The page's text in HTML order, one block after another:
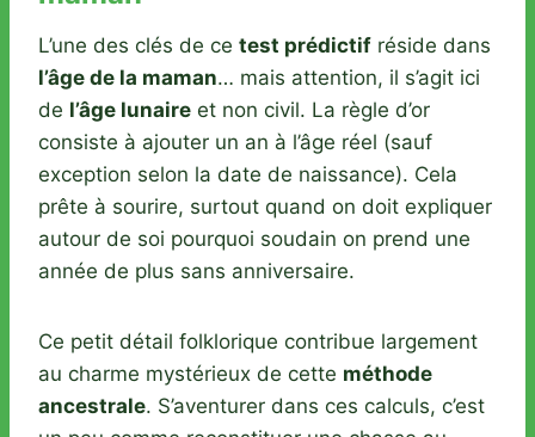
L’une des clés de ce test prédictif réside dans
l’âge de la maman… mais attention, il s’agit ici
de l’âge lunaire et non civil. La règle d’or
consiste à ajouter un an à l’âge réel (sauf
exception selon la date de naissance). Cela
prête à sourire, surtout quand on doit expliquer
autour de soi pourquoi soudain on prend une
année de plus sans anniversaire.
Ce petit détail folklorique contribue largement
au charme mystérieux de cette méthode
ancestrale. S’aventurer dans ces calculs, c’est